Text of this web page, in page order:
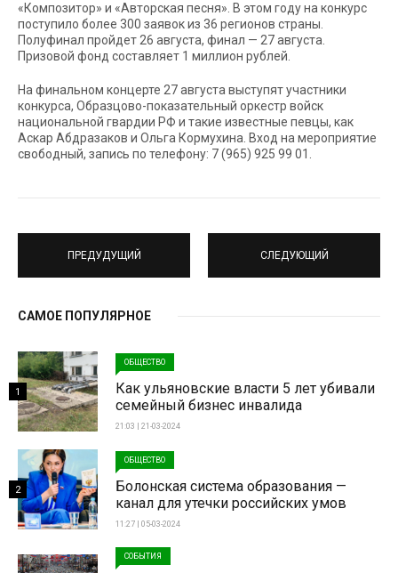
«Композитор» и «Авторская песня». В этом году на конкурс
поступило более 300 заявок из 36 регионов страны.
Полуфинал пройдет 26 августа, финал — 27 августа.
Призовой фонд составляет 1 миллион рублей.
На финальном концерте 27 августа выступят участники
конкурса, Образцово-показательный оркестр войск
национальной гвардии РФ и такие известные певцы, как
Аскар Абдразаков и Ольга Кормухина. Вход на мероприятие
свободный, запись по телефону: 7 (965) 925 99 01.
ПРЕДУДУЩИЙ СЛЕДУЮЩИЙ
САМОЕ ПОПУЛЯРНОЕ
ОБЩЕСТВО
Как ульяновские власти 5 лет убивали
семейный бизнес инвалида
21:03 | 21-03-2024
1
ОБЩЕСТВО
Болонская система образования —
канал для утечки российских умов
11:27 | 05-03-2024
2
СОБЫТИЯ